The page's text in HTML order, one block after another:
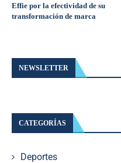
Effie por la efectividad de su
transformación de marca
NEWSLETTER
CATEGORÍAS
Deportes